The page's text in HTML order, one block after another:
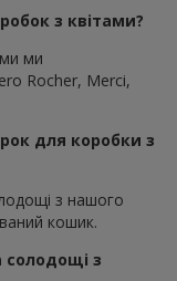
з квітами?
ми
Rocher, Merci,
для коробки з
з нашого
кошик.
солодощі з